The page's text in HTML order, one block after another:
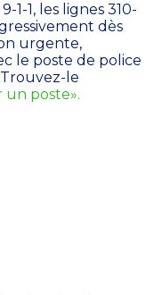
1-1, les lignes 310-
dès
urgente,
le poste de police
le
un poste».